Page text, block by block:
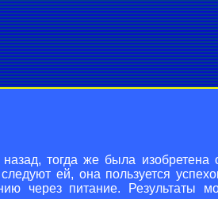
тогда же была
ей, она пользуется
через питание. Результаты